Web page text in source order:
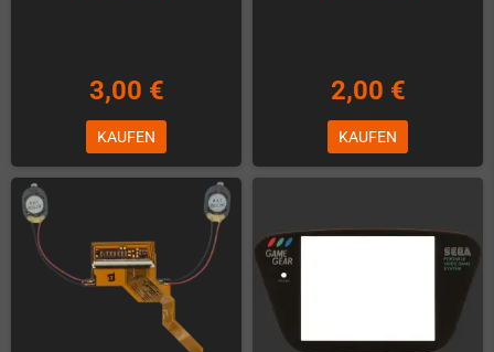
3,00 €
KAUFEN
2,00 €
KAUFEN